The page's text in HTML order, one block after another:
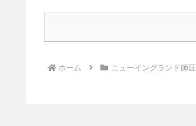
ホーム ニューイングランド師匠